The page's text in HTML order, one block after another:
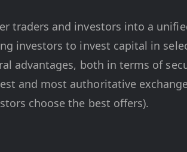
traders and investors into a
investors to invest capital in
advantages, both in terms of
and most authoritative
choose the best offers).